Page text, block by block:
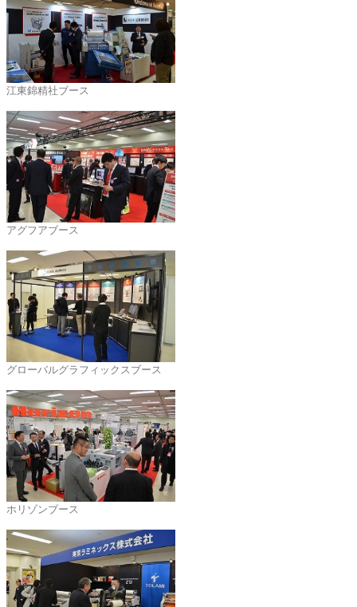
江東錦精社ブース
アグフアブース
グローバルグラフィックスブース
ホリゾンブース